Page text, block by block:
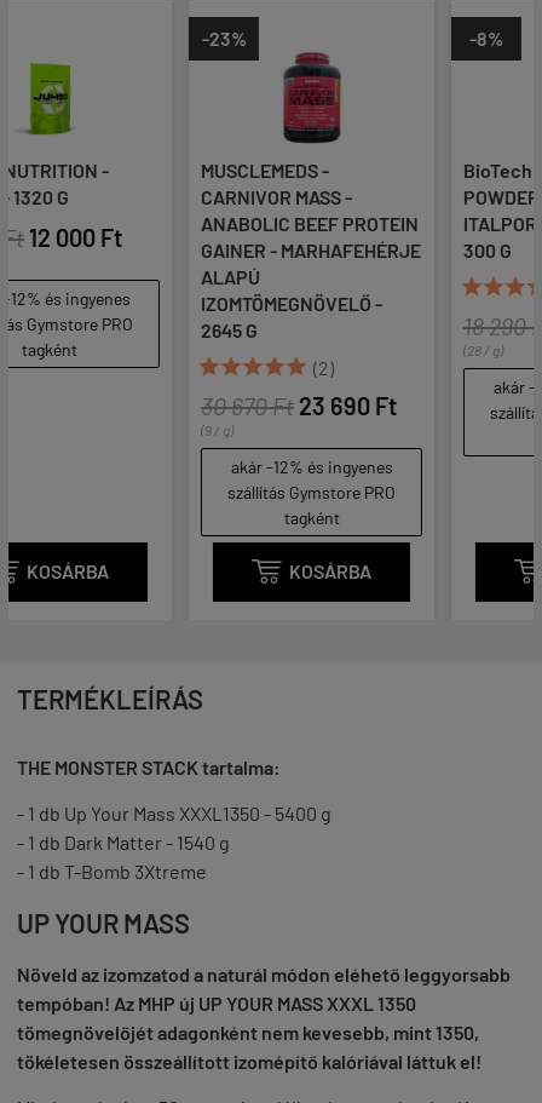
MUSCLEMEDS -
CARNIVOR MASS -
ANABOLIC BEEF PROTEIN
GAINER - MARHAFEHÉRJE
ALAPÚ
IZOMTÖMEGNÖVELŐ -
2645 G
(2)
23 690 Ft

BioTech USA - COLLAGEN
POWDER - KOLLAGÉN
ITALPOR CSOMAG - 2 x
300 G
16 800 Ft
szállítás Gymstore PRO

TERMÉKLEÍRÁS
THE MONSTER STACK tartalma:
- 1 db Up Your Mass XXXL1350 - 5400 g
- 1 db Dark Matter - 1540 g
- 1 db T-Bomb 3Xtreme
UP YOUR MASS
Növeld az izomzatod a naturál módon eléhető leggyorsabb
tempóban! Az MHP új UP YOUR MASS XXXL 1350
tömegnövelőjét adagonként nem kevesebb, mint 1350,
tökéletesen összeállított izomépítő kalóriával láttuk el!